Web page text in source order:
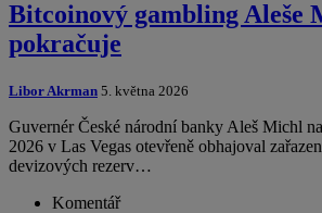
Bitcoinový gambling Aleše
pokračuje
Libor Akrman 5. května 2026
Guvernér České národní banky Aleš Michl
2026 v Las Vegas otevřeně obhajoval
devizových rezerv…
Komentář